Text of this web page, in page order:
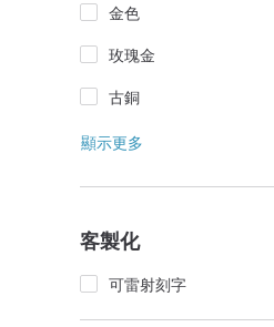
金色
玫瑰金
古銅
顯示更多
客製化
可雷射刻字